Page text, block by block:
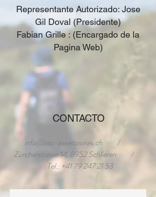
Representante Autorizado: Jose
Gil Doval (Presidente)
Fabian Grille : (Encargado de la
Pagina Web)
CONTACTO
info@asc-asxeitosinas.ch /
Zürcherstrasse 14, 8952 Schlieren /
Tel.: +41 79 247 21 53